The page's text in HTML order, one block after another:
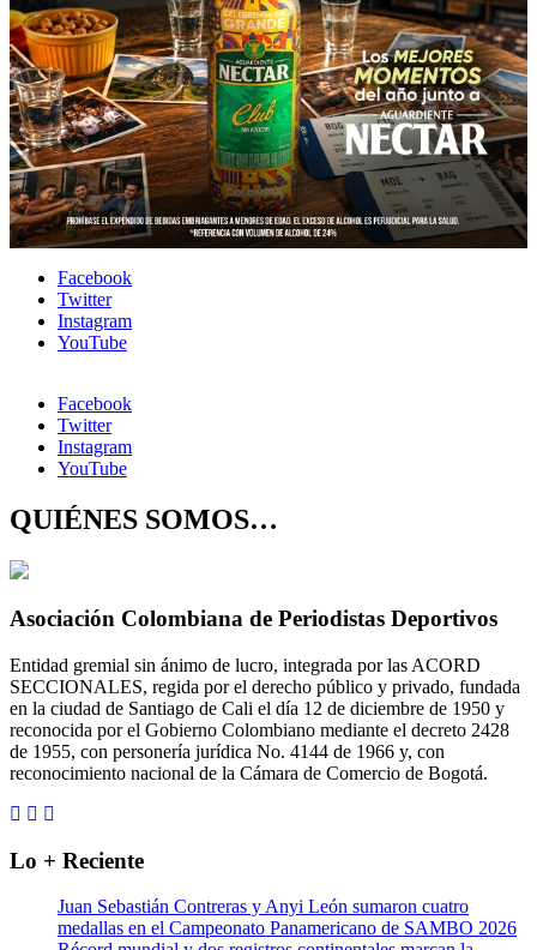
Facebook
Twitter
Instagram
YouTube
Facebook
Twitter
Instagram
YouTube
QUIÉNES SOMOS…
Asociación Colombiana de Periodistas Deportivos
Entidad gremial sin ánimo de lucro, integrada por las ACORD
SECCIONALES, regida por el derecho público y privado, fundada
en la ciudad de Santiago de Cali el día 12 de diciembre de 1950 y
reconocida por el Gobierno Colombiano mediante el decreto 2428
de 1955, con personería jurídica No. 4144 de 1966 y, con
reconocimiento nacional de la Cámara de Comercio de Bogotá.
Lo + Reciente
Juan Sebastián Contreras y Anyi León sumaron cuatro
medallas en el Campeonato Panamericano de SAMBO 2026